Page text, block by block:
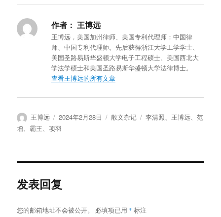
作者： 王博远
王博远，美国加州律师、美国专利代理师；中国律
师、中国专利代理师。先后获得浙江大学工学学士、
美国圣路易斯华盛顿大学电子工程硕士、美国西北大
学法学硕士和美国圣路易斯华盛顿大学法律博士。
查看王博远的所有文章
作
者
王博远
发
布
2024年2月28日
分
散文杂记
标
李清照、 王博远、范
增
霸王 、项羽
发表回复
您的邮箱地址不会被公开。 必填项已用 * 标注